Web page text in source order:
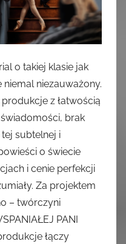
o takiej klasie jak
niemal niezauważony.
z łatwością
brak
subtelnej i
o świecie
i cenie perfekcji
Za projektem
– twórczyni
PANI
łączy